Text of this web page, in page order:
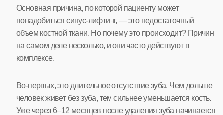
Основная причина, по которой пациенту может
понадобиться синус-лифтинг, — это недостаточный
объем костной ткани. Но почему это происходит? Причин
на самом деле несколько, и они часто действуют в
комплексе.
Во-первых, это длительное отсутствие зуба. Чем дольше
человек живет без зуба, тем сильнее уменьшается кость.
Уже через 6–12 месяцев после удаления зуба начинается